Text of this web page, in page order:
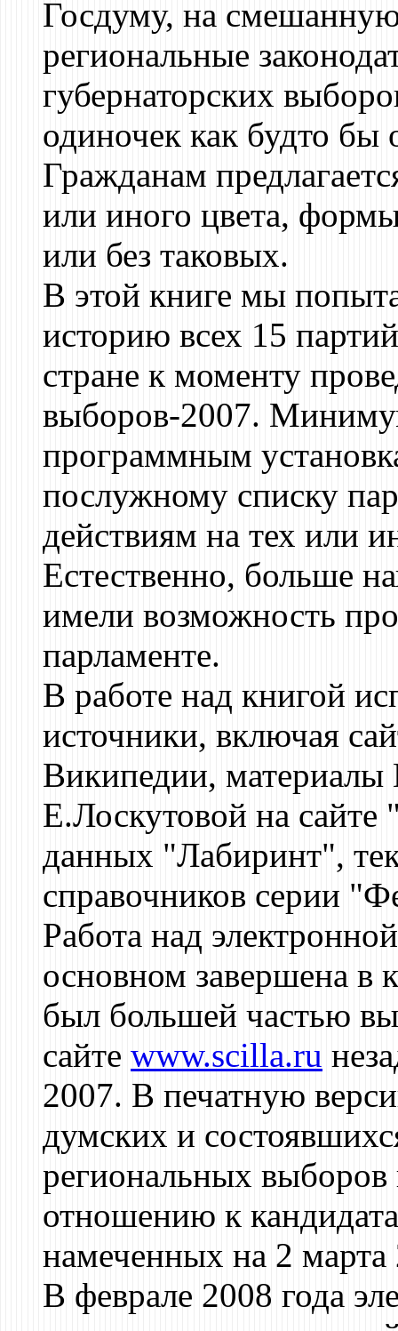
Госдуму, на
региональные
губернаторских
одиночек как будто бы
Гражданам
или иного цвета,
или без таковых.
В этой книге мы
историю всех 15
стране к моменту
выборов-2007.
программным
послужному списку
действиям на тех или
Естественно, больше
имели возможность
парламенте.
В работе над книгой
источники, включая
Википедии,
Е.Лоскутовой на
данных "Лабиринт",
справочников серии
Работа над
основном завершена в
был большей частью
сайте www.scilla.ru
2007. В печатную
думских и
региональных
отношению к
намеченных на 2 марта
В феврале 2008 года